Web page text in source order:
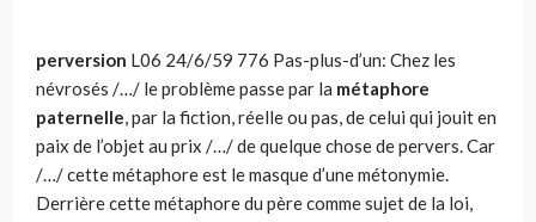
perversion L06 24/6/59 776 Pas-plus-d’un: Chez les
névrosés /…/ le problème passe par la métaphore
paternelle, par la fiction, réelle ou pas, de celui qui jouit en
paix de l’objet au prix /…/ de quelque chose de pervers. Car
/…/ cette métaphore est le masque d’une métonymie.
Derrière cette métaphore du père comme sujet de la loi,